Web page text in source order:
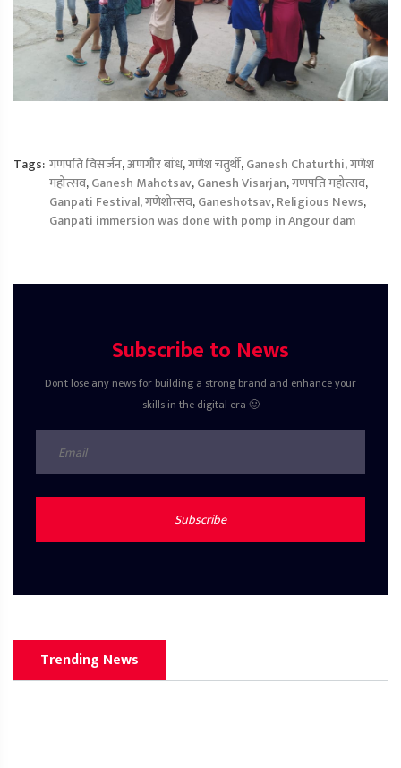
Tags: गणपति विसर्जन,अणगौर बांध,गणेश चतुर्थी,Ganesh Chaturthi,गणेश
महोत्सव,Ganesh Mahotsav,Ganesh Visarjan,गणपति महोत्सव,
Ganpati Festival,गणेशोत्सव,Ganeshotsav,Religious News,
Ganpati immersion was done with pomp in Angour dam
Subscribe to News
Don't lose any news for building a strong brand and enhance your
skills in the digital era 🙂
Subscribe
Trending News